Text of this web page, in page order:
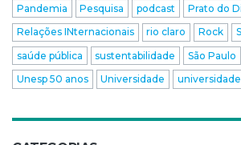
Pandemia
Pesquisa podcast Prato do
Relações INternacionais
rio claro Rock
saúde pública
sustentabilidade São Paulo
Unesp 50 anos
Universidade